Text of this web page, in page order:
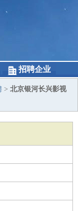
招聘企业
> 北京银河长兴影视